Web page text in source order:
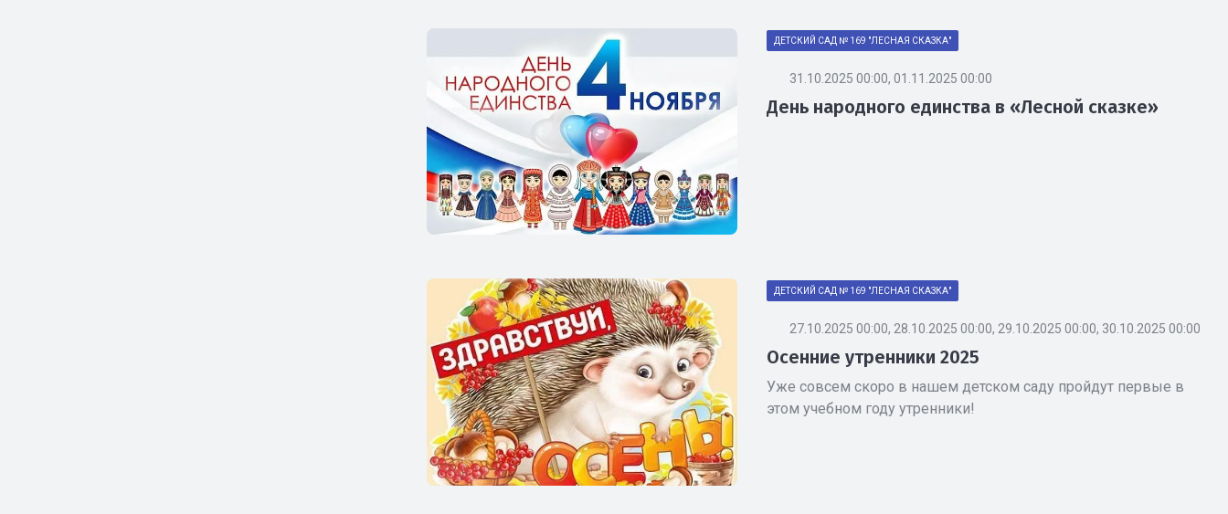
ДЕТСКИЙ САД № 169 "ЛЕСНАЯ СКАЗКА"
31.10.2025 00:00, 01.11.2025 00:00
День народного единства в «Лесной сказке»
ДЕТСКИЙ САД № 169 "ЛЕСНАЯ СКАЗКА"
27.10.2025 00:00, 28.10.2025 00:00, 29.10.2025 00:00, 30.10.2025 00:00
Осенние утренники 2025
Уже совсем скоро в нашем детском саду пройдут первые в
этом учебном году утренники!